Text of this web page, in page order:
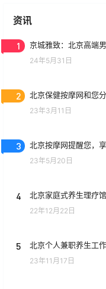
资讯
1 京城雅致：北京高端
24年5月31日
2 北京保健按摩网和您
23年3月11日
3 北京按摩网提醒您，
23年5月20日
4 北京家庭式养生理疗
22年12月22日
5 北京个人兼职养生工
23年11月17日